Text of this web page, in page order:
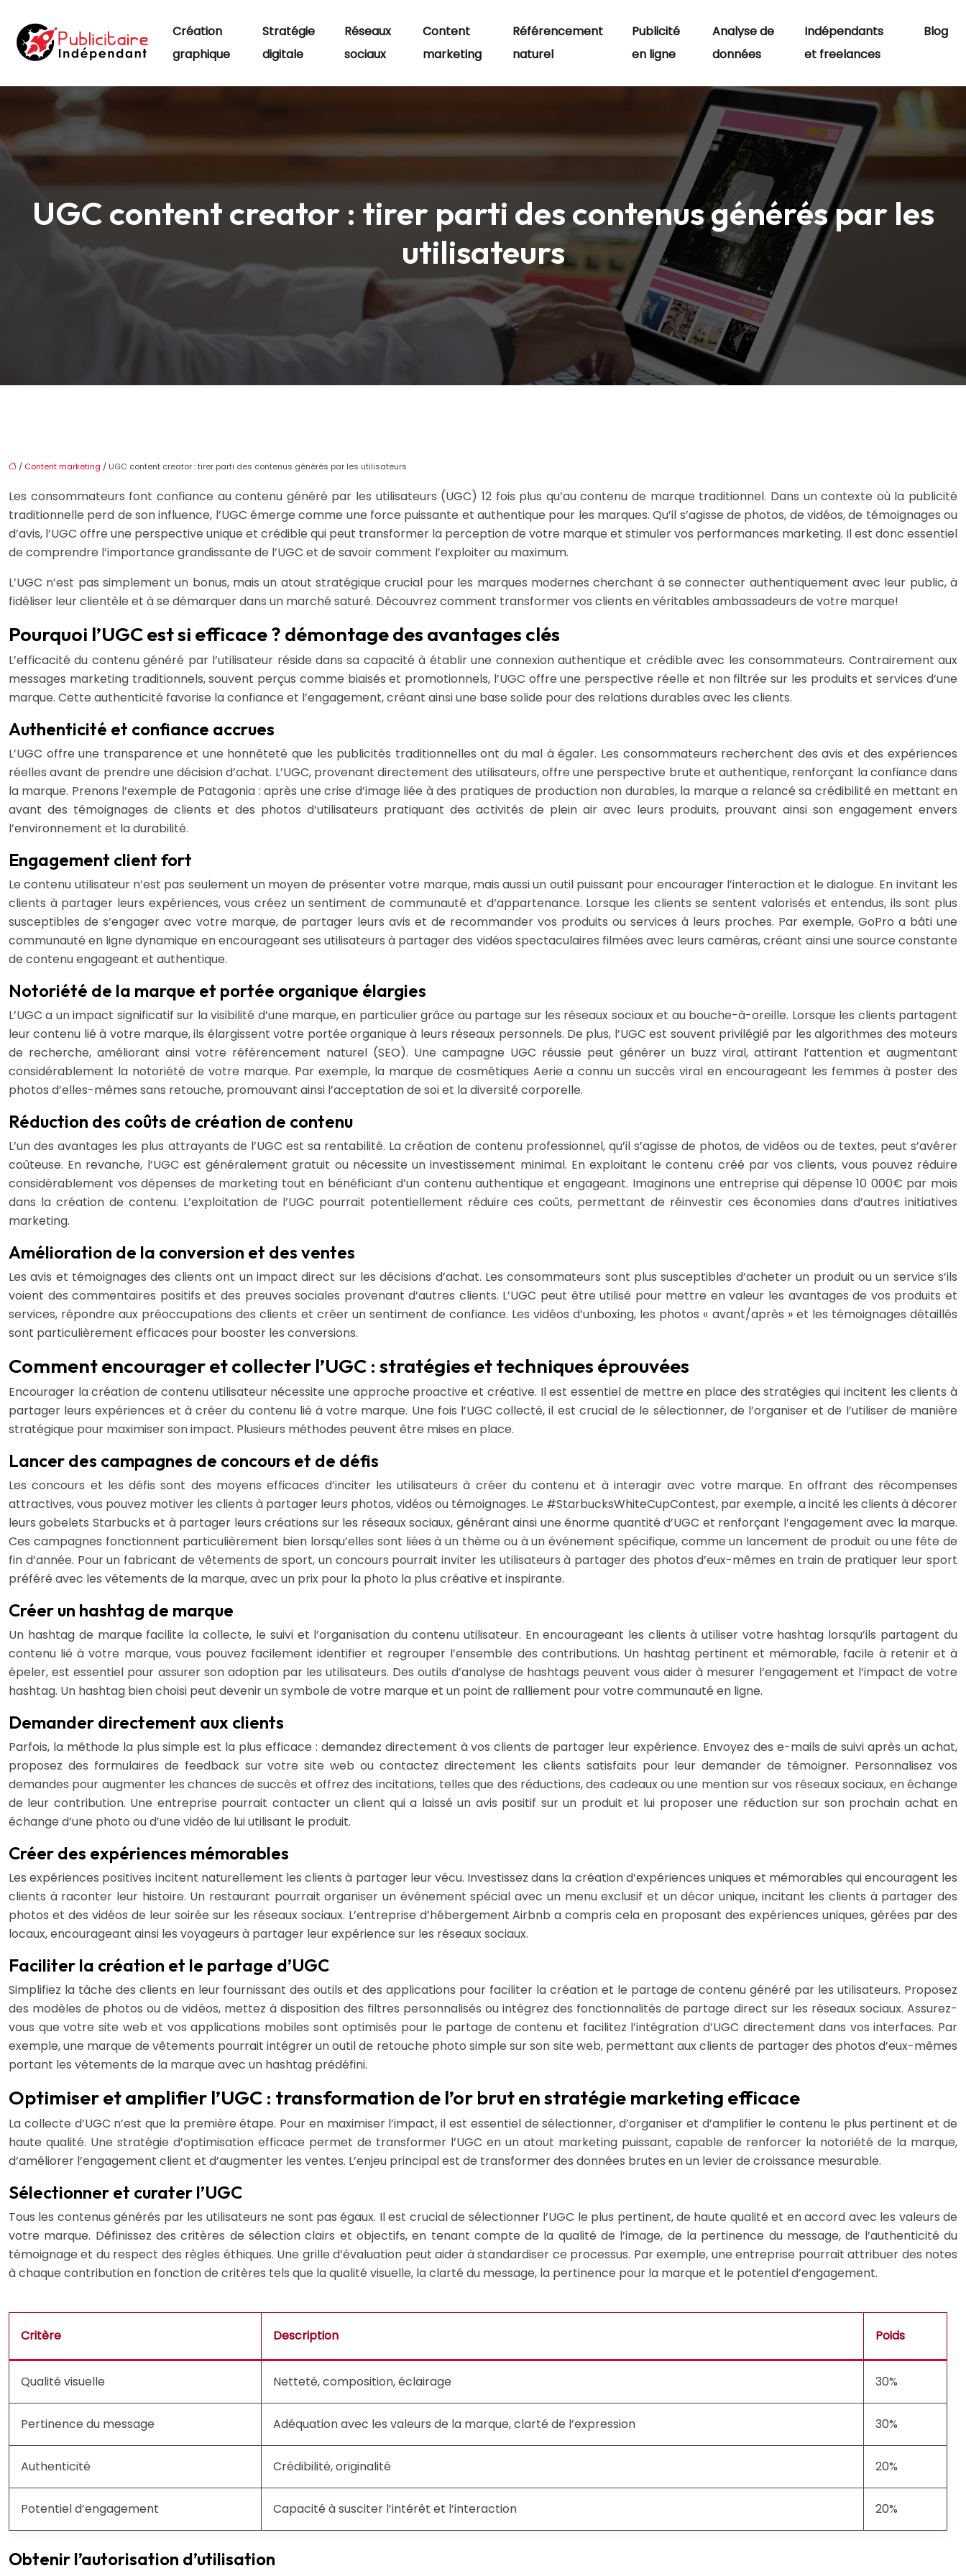
Création
graphique
Stratégie
digitale
Réseaux
sociaux
Content
marketing
Référencement
naturel
Publicité
en ligne
Analyse de
données
Indépendants
et freelances
Blog
UGC content creator : tirer parti des contenus générés par les
utilisateurs
/ Content marketing / UGC content creator : tirer parti des contenus générés par les utilisateurs
Les consommateurs font confiance au contenu généré par les utilisateurs (UGC) 12 fois plus qu’au contenu de marque traditionnel. Dans un contexte où la publicité
traditionnelle perd de son influence, l’UGC émerge comme une force puissante et authentique pour les marques. Qu’il s’agisse de photos, de vidéos, de témoignages ou
d’avis, l’UGC offre une perspective unique et crédible qui peut transformer la perception de votre marque et stimuler vos performances marketing. Il est donc essentiel
de comprendre l’importance grandissante de l’UGC et de savoir comment l’exploiter au maximum.
L’UGC n’est pas simplement un bonus, mais un atout stratégique crucial pour les marques modernes cherchant à se connecter authentiquement avec leur public, à
fidéliser leur clientèle et à se démarquer dans un marché saturé. Découvrez comment transformer vos clients en véritables ambassadeurs de votre marque!
Pourquoi l’UGC est si efficace ? démontage des avantages clés
L’efficacité du contenu généré par l’utilisateur réside dans sa capacité à établir une connexion authentique et crédible avec les consommateurs. Contrairement aux
messages marketing traditionnels, souvent perçus comme biaisés et promotionnels, l’UGC offre une perspective réelle et non filtrée sur les produits et services d’une
marque. Cette authenticité favorise la confiance et l’engagement, créant ainsi une base solide pour des relations durables avec les clients.
Authenticité et confiance accrues
L’UGC offre une transparence et une honnêteté que les publicités traditionnelles ont du mal à égaler. Les consommateurs recherchent des avis et des expériences
réelles avant de prendre une décision d’achat. L’UGC, provenant directement des utilisateurs, offre une perspective brute et authentique, renforçant la confiance dans
la marque. Prenons l’exemple de Patagonia : après une crise d’image liée à des pratiques de production non durables, la marque a relancé sa crédibilité en mettant en
avant des témoignages de clients et des photos d’utilisateurs pratiquant des activités de plein air avec leurs produits, prouvant ainsi son engagement envers
l’environnement et la durabilité.
Engagement client fort
Le contenu utilisateur n’est pas seulement un moyen de présenter votre marque, mais aussi un outil puissant pour encourager l’interaction et le dialogue. En invitant les
clients à partager leurs expériences, vous créez un sentiment de communauté et d’appartenance. Lorsque les clients se sentent valorisés et entendus, ils sont plus
susceptibles de s’engager avec votre marque, de partager leurs avis et de recommander vos produits ou services à leurs proches. Par exemple, GoPro a bâti une
communauté en ligne dynamique en encourageant ses utilisateurs à partager des vidéos spectaculaires filmées avec leurs caméras, créant ainsi une source constante
de contenu engageant et authentique.
Notoriété de la marque et portée organique élargies
L’UGC a un impact significatif sur la visibilité d’une marque, en particulier grâce au partage sur les réseaux sociaux et au bouche-à-oreille. Lorsque les clients partagent
leur contenu lié à votre marque, ils élargissent votre portée organique à leurs réseaux personnels. De plus, l’UGC est souvent privilégié par les algorithmes des moteurs
de recherche, améliorant ainsi votre référencement naturel (SEO). Une campagne UGC réussie peut générer un buzz viral, attirant l’attention et augmentant
considérablement la notoriété de votre marque. Par exemple, la marque de cosmétiques Aerie a connu un succès viral en encourageant les femmes à poster des
photos d’elles-mêmes sans retouche, promouvant ainsi l’acceptation de soi et la diversité corporelle.
Réduction des coûts de création de contenu
L’un des avantages les plus attrayants de l’UGC est sa rentabilité. La création de contenu professionnel, qu’il s’agisse de photos, de vidéos ou de textes, peut s’avérer
coûteuse. En revanche, l’UGC est généralement gratuit ou nécessite un investissement minimal. En exploitant le contenu créé par vos clients, vous pouvez réduire
considérablement vos dépenses de marketing tout en bénéficiant d’un contenu authentique et engageant. Imaginons une entreprise qui dépense 10 000€ par mois
dans la création de contenu. L’exploitation de l’UGC pourrait potentiellement réduire ces coûts, permettant de réinvestir ces économies dans d’autres initiatives
marketing.
Amélioration de la conversion et des ventes
Les avis et témoignages des clients ont un impact direct sur les décisions d’achat. Les consommateurs sont plus susceptibles d’acheter un produit ou un service s’ils
voient des commentaires positifs et des preuves sociales provenant d’autres clients. L’UGC peut être utilisé pour mettre en valeur les avantages de vos produits et
services, répondre aux préoccupations des clients et créer un sentiment de confiance. Les vidéos d’unboxing, les photos « avant/après » et les témoignages détaillés
sont particulièrement efficaces pour booster les conversions.
Comment encourager et collecter l’UGC : stratégies et techniques éprouvées
Encourager la création de contenu utilisateur nécessite une approche proactive et créative. Il est essentiel de mettre en place des stratégies qui incitent les clients à
partager leurs expériences et à créer du contenu lié à votre marque. Une fois l’UGC collecté, il est crucial de le sélectionner, de l’organiser et de l’utiliser de manière
stratégique pour maximiser son impact. Plusieurs méthodes peuvent être mises en place.
Lancer des campagnes de concours et de défis
Les concours et les défis sont des moyens efficaces d’inciter les utilisateurs à créer du contenu et à interagir avec votre marque. En offrant des récompenses
attractives, vous pouvez motiver les clients à partager leurs photos, vidéos ou témoignages. Le #StarbucksWhiteCupContest, par exemple, a incité les clients à décorer
leurs gobelets Starbucks et à partager leurs créations sur les réseaux sociaux, générant ainsi une énorme quantité d’UGC et renforçant l’engagement avec la marque.
Ces campagnes fonctionnent particulièrement bien lorsqu’elles sont liées à un thème ou à un événement spécifique, comme un lancement de produit ou une fête de
fin d’année. Pour un fabricant de vêtements de sport, un concours pourrait inviter les utilisateurs à partager des photos d’eux-mêmes en train de pratiquer leur sport
préféré avec les vêtements de la marque, avec un prix pour la photo la plus créative et inspirante.
Créer un hashtag de marque
Un hashtag de marque facilite la collecte, le suivi et l’organisation du contenu utilisateur. En encourageant les clients à utiliser votre hashtag lorsqu’ils partagent du
contenu lié à votre marque, vous pouvez facilement identifier et regrouper l’ensemble des contributions. Un hashtag pertinent et mémorable, facile à retenir et à
épeler, est essentiel pour assurer son adoption par les utilisateurs. Des outils d’analyse de hashtags peuvent vous aider à mesurer l’engagement et l’impact de votre
hashtag. Un hashtag bien choisi peut devenir un symbole de votre marque et un point de ralliement pour votre communauté en ligne.
Demander directement aux clients
Parfois, la méthode la plus simple est la plus efficace : demandez directement à vos clients de partager leur expérience. Envoyez des e-mails de suivi après un achat,
proposez des formulaires de feedback sur votre site web ou contactez directement les clients satisfaits pour leur demander de témoigner. Personnalisez vos
demandes pour augmenter les chances de succès et offrez des incitations, telles que des réductions, des cadeaux ou une mention sur vos réseaux sociaux, en échange
de leur contribution. Une entreprise pourrait contacter un client qui a laissé un avis positif sur un produit et lui proposer une réduction sur son prochain achat en
échange d’une photo ou d’une vidéo de lui utilisant le produit.
Créer des expériences mémorables
Les expériences positives incitent naturellement les clients à partager leur vécu. Investissez dans la création d’expériences uniques et mémorables qui encouragent les
clients à raconter leur histoire. Un restaurant pourrait organiser un événement spécial avec un menu exclusif et un décor unique, incitant les clients à partager des
photos et des vidéos de leur soirée sur les réseaux sociaux. L’entreprise d’hébergement Airbnb a compris cela en proposant des expériences uniques, gérées par des
locaux, encourageant ainsi les voyageurs à partager leur expérience sur les réseaux sociaux.
Faciliter la création et le partage d’UGC
Simplifiez la tâche des clients en leur fournissant des outils et des applications pour faciliter la création et le partage de contenu généré par les utilisateurs. Proposez
des modèles de photos ou de vidéos, mettez à disposition des filtres personnalisés ou intégrez des fonctionnalités de partage direct sur les réseaux sociaux. Assurez-
vous que votre site web et vos applications mobiles sont optimisés pour le partage de contenu et facilitez l’intégration d’UGC directement dans vos interfaces. Par
exemple, une marque de vêtements pourrait intégrer un outil de retouche photo simple sur son site web, permettant aux clients de partager des photos d’eux-mêmes
portant les vêtements de la marque avec un hashtag prédéfini.
Optimiser et amplifier l’UGC : transformation de l’or brut en stratégie marketing efficace
La collecte d’UGC n’est que la première étape. Pour en maximiser l’impact, il est essentiel de sélectionner, d’organiser et d’amplifier le contenu le plus pertinent et de
haute qualité. Une stratégie d’optimisation efficace permet de transformer l’UGC en un atout marketing puissant, capable de renforcer la notoriété de la marque,
d’améliorer l’engagement client et d’augmenter les ventes. L’enjeu principal est de transformer des données brutes en un levier de croissance mesurable.
Sélectionner et curater l’UGC
Tous les contenus générés par les utilisateurs ne sont pas égaux. Il est crucial de sélectionner l’UGC le plus pertinent, de haute qualité et en accord avec les valeurs de
votre marque. Définissez des critères de sélection clairs et objectifs, en tenant compte de la qualité de l’image, de la pertinence du message, de l’authenticité du
témoignage et du respect des règles éthiques. Une grille d’évaluation peut aider à standardiser ce processus. Par exemple, une entreprise pourrait attribuer des notes
à chaque contribution en fonction de critères tels que la qualité visuelle, la clarté du message, la pertinence pour la marque et le potentiel d’engagement.
Critère Description Poids
Qualité visuelle Netteté, composition, éclairage 30%
Pertinence du message Adéquation avec les valeurs de la marque, clarté de l’expression 30%
Authenticité Crédibilité, originalité 20%
Potentiel d’engagement Capacité à susciter l’intérêt et l’interaction 20%
Obtenir l’autorisation d’utilisation